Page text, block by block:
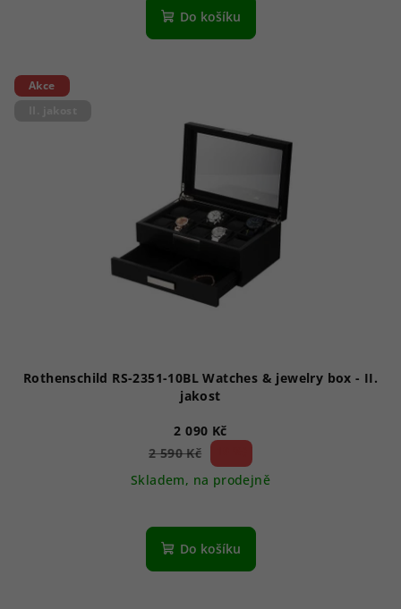
Do košíku
Akce
Rothenschild RS-2351-10BL Watches & jewelry box - II.
jakost
2 090 Kč
2 590 Kč
Skladem, na prodejně
Do košíku